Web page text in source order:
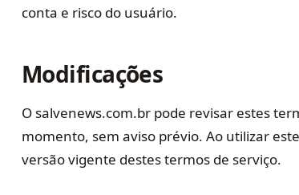
conta e risco do usuário.
Modificações
O salvenews.com.br pode revisar estes
momento, sem aviso prévio. Ao utilizar
versão vigente destes termos de serviço.